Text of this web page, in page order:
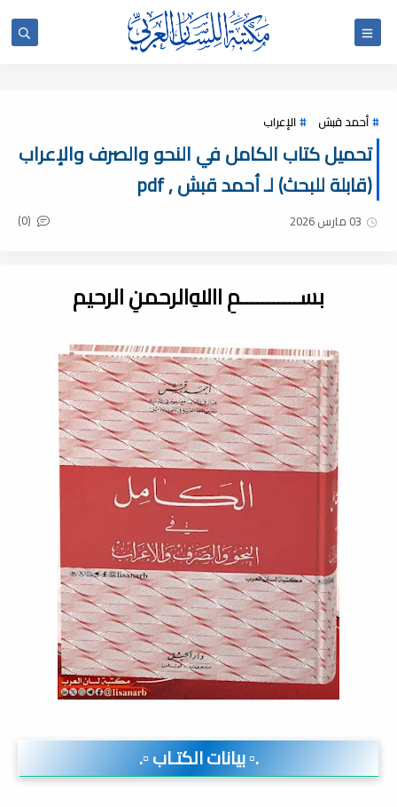
أحمد قبش الإعراب
تحميل كتاب الكامل في النحو والصرف والإعراب
(قابلة للبحث) لـ أحمد قبش , pdf
03 مارس 2026 (0)
بســـــــــــمِ اﷲِالرحمنِ الرحيم
.▫️ بيانات الكتـاب ▫️.